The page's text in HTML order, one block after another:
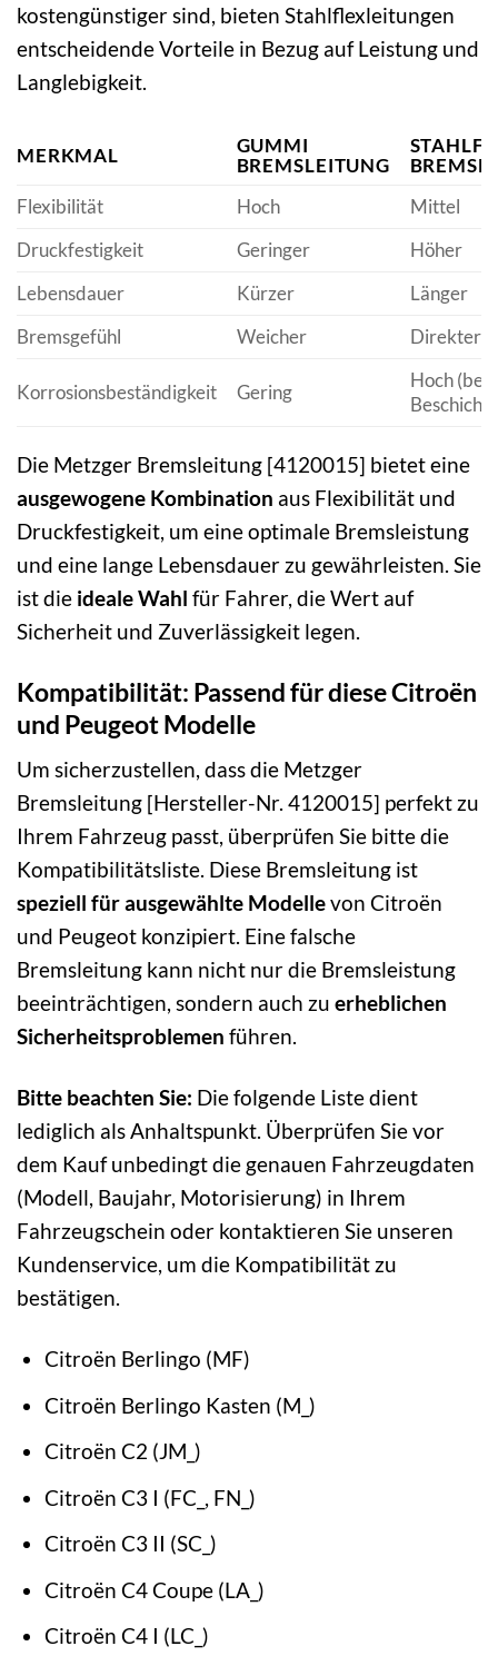
kostengünstiger sind, bieten Stahlflexleitungen
entscheidende Vorteile in Bezug auf Leistung und
Langlebigkeit.
MERKMAL
GUMMI
BREMSLEITUNG
Flexibilität
Hoch
Mittel
Druckfestigkeit
Geringer
Höher
Lebensdauer
Kürzer
Länger
Bremsgefühl
Weicher Direkter
Korrosionsbeständigkeit Gering
Hoch (bei
Die Metzger Bremsleitung [4120015] bietet eine
ausgewogene Kombination aus Flexibilität und
Druckfestigkeit, um eine optimale Bremsleistung
und eine lange Lebensdauer zu gewährleisten. Sie
ist die ideale Wahl für Fahrer, die Wert auf
Sicherheit und Zuverlässigkeit legen.
Kompatibilität: Passend für diese Citroën
und Peugeot Modelle
Um sicherzustellen, dass die Metzger
Bremsleitung [Hersteller-Nr. 4120015] perfekt zu
Ihrem Fahrzeug passt, überprüfen Sie bitte die
Kompatibilitätsliste. Diese Bremsleitung ist
speziell für ausgewählte Modellevon Citroën
und Peugeot konzipiert. Eine falsche
Bremsleitung kann nicht nur die Bremsleistung
beeinträchtigen, sondern auch zu erheblichen
Sicherheitsproblemen führen.
Bitte beachten Sie: Die folgende Liste dient
lediglich als Anhaltspunkt. Überprüfen Sie vor
dem Kauf unbedingt die genauen Fahrzeugdaten
(Modell, Baujahr, Motorisierung) in Ihrem
Fahrzeugschein oder kontaktieren Sie unseren
Kundenservice, um die Kompatibilität zu
bestätigen.
Citroën Berlingo (MF)
Citroën Berlingo Kasten (M_)
Citroën C2 (JM_)
Citroën C3 I (FC_, FN_)
Citroën C3 II (SC_)
Citroën C4 Coupe (LA_)
Citroën C4 I (LC_)